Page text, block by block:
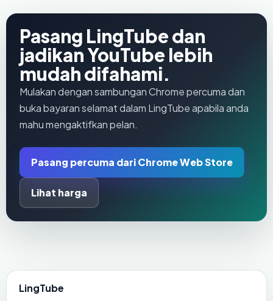
Pasang LingTube dan
jadikan YouTube lebih
mudah difahami.
Mulakan dengan sambungan Chrome percuma dan
buka bayaran selamat dalam LingTube apabila anda
mahu mengaktifkan pelan.
Pasang percuma dari Chrome Web Store
Lihat harga
LingTube